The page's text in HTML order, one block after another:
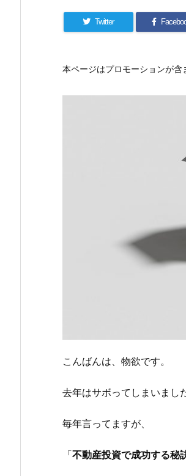
Twitter
本ページはプロモーションが含
こんばんは、物欲です。
去年はサボってしまいまし
毎年言ってますが、
「不動産投資で成功する秘